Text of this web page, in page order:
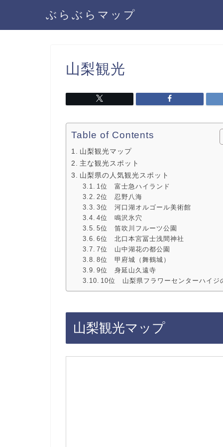
ぶらぶらマップ
山梨観光
Table of Contents
山梨観光マップ
主な観光スポット
山梨県の人気観光スポット
1位 富士急ハイランド
2位 忍野八海
3位 河口湖オルゴール美術館
4位 鳴沢氷穴
5位 笛吹川フルーツ公園
6位 北口本宮冨士浅間神社
7位 山中湖花の都公園
8位 甲府城（舞鶴城）
9位 身延山久遠寺
10位 山梨県フラワーセンターハイジ
山梨観光マップ